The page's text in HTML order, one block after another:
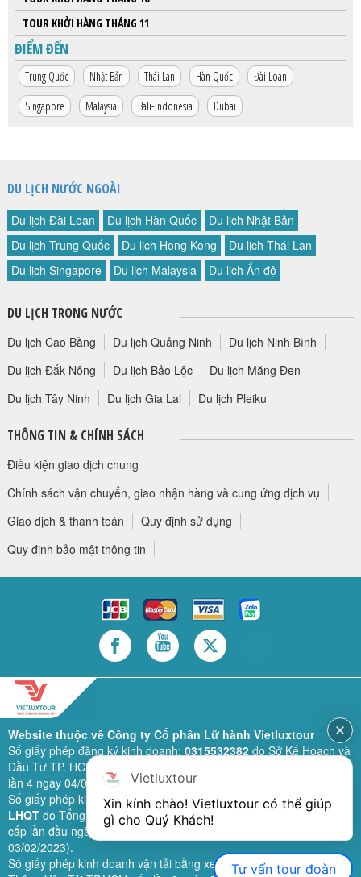
TOUR KHỞI HÀNG THÁNG 11
ĐIỂM ĐẾN
Trung Quốc Nhật Bản Thái Lan Hàn Quốc
Đài Loan
Singapore
Malaysia Bali-Indonesia Dubai
DU LỊCH NƯỚC NGOÀI
Du lịch Đài Loan Du lịch Hàn Quốc
Du lịch Nhật Bản
Du lịch Trung Quốc
Du lịch Hong Kong
Du lịch Thái Lan
Du lịch Singapore
Du lịch Malaysia Du lịch Ấn độ
DU LỊCH TRONG NƯỚC
Du lịch Cao Bằng Du lịch Quảng Ninh
Du lịch Ninh Bình
Du lịch Đắk Nông
Du lịch Bảo Lộc
Du lịch Măng Đen
Du lịch Tây Ninh
Du lịch Gia Lai Du lịch Pleiku
THÔNG TIN & CHÍNH SÁCH
Điều kiện giao dịch chung
Chính sách vận chuyển, giao nhận hàng và cung ứng dịch vụ
Giao dịch & thanh toán
Quy định sử dụng
Quy định bảo mật thông tin
Website thuộc về Công ty Cổ phần Lữ hành Vietluxtour
Số giấy phép đăng ký kinh doanh: 0315532382do Sở Kế Hoạch và
Đầu Tư TP. HCM cấp lần đầu ngày 28/02/2019 (sửa đổi bổ sung
lần 4 ngày 04/06/2024).
Số giấy phép kinh doanh lữ hành quốc tế:79-1111/2019/TCDL-GP
LHQTdo Tổng Cục Du Lịch (nay là Cục Du lịch quốc gia Việt Nam)
cấp lần đầu ngày 26/09/2019 (sửa đổi, bổ sung lần 3 ngày
03/02/2023).
Số giấy phép kinh doanh vận tải bằng xe ô tô:11924do Sở Giao
Vietluxtour
Xin kính chào! Vietluxtour có thể giúp
gì cho Quý Khách!
Tư vấn tour đoàn